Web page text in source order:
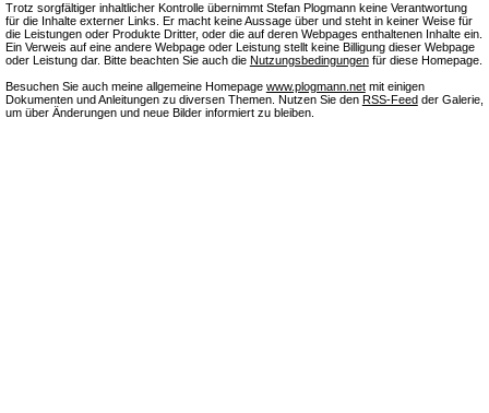
Trotz sorgfältiger inhaltlicher Kontrolle übernimmt Stefan Plogmann keine Verantwortung
für die Inhalte externer Links. Er macht keine Aussage über und steht in keiner Weise für
die Leistungen oder Produkte Dritter, oder die auf deren Webpages enthaltenen Inhalte ein.
Ein Verweis auf eine andere Webpage oder Leistung stellt keine Billigung dieser Webpage
oder Leistung dar. Bitte beachten Sie auch die Nutzungsbedingungenfür diese Homepage.
Besuchen Sie auch meine allgemeine Homepage www.plogmann.netmit einigen
Dokumenten und Anleitungen zu diversen Themen. Nutzen Sie den RSS-Feedder Galerie,
um über Änderungen und neue Bilder informiert zu bleiben.